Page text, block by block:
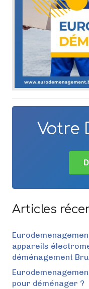
Votre
Articles
appareils
déménagement
pour déménager ?